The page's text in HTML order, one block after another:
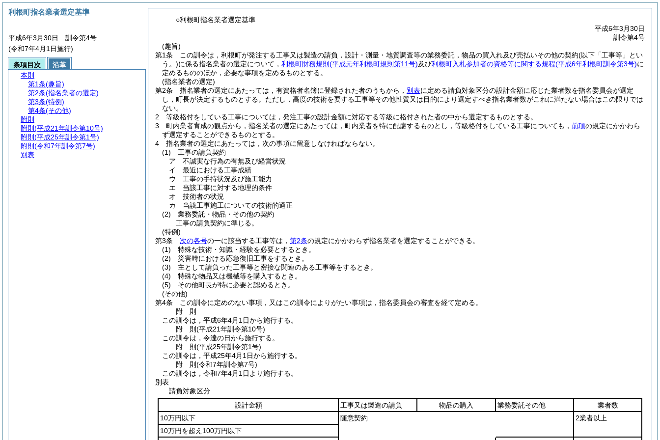
○利根町指名業者選定基準
平成6年3月30日
訓令第4号
(趣旨)
第1条
この訓令は，利根町が発注する工事又は製造の請負，設計・測量・地質調査等の業務委託，物品の買入れ及び売払いその他の契約(以下「工事等」とい
う。)に係る指名業者の選定について， 利根町財務規則 (平成元年利根町規則第11号)及び利根町入札参加者の資格等に関する規程(平成6年利根町訓令第3号)に
定めるもののほか，必要な事項を定めるものとする。
(指名業者の選定)
第2条
指名業者の選定にあたっては，有資格者名簿に登録された者のうちから， 別表に定める請負対象区分の設計金額に応じた業者数を指名委員会が選定
し，町長が決定するものとする。 ただし，高度の技術を要する工事等その他性質又は目的により選定すべき指名業者数がこれに満たない場合はこの限りでは
ない。
2
等級格付をしている工事については，発注工事の設計金額に対応する等級に格付された者の中から選定するものとする。
3
町内業者育成の観点から，指名業者の選定にあたっては，町内業者を特に配慮するものとし，等級格付をしている工事についても， 前項の規定にかかわら
ず選定することができるものとする。
4
指名業者の選定にあたっては，次の事項に留意しなければならない。
(1)
工事の請負契約
ア
不誠実な行為の有無及び経営状況
イ
最近における工事成績
ウ
工事の手持状況及び施工能力
エ
当該工事に対する地理的条件
オ
技術者の状況
カ
当該工事施工についての技術的適正
(2)
業務委託・物品・その他の契約
工事の請負契約に準じる。
(特例)
第3条
次の各号の一に該当する工事等は， 第2条の規定にかかわらず指名業者を選定することができる。
(1)
特殊な技術・知識・経験を必要とするとき。
(2)
災害時における応急復旧工事をするとき。
(3)
主として請負った工事等と密接な関連のある工事等をするとき。
(4)
特殊な物品又は機械等を購入するとき。
(5)
その他町長が特に必要と認めるとき。
(その他)
第4条
この訓令に定めのない事項，又はこの訓令によりがたい事項は，指名委員会の審査を経て定める。
附 則
この訓令は，平成6年4月1日から施行する。
附 則(平成21年訓令第10号)
この訓令は，令達の日から施行する。
附 則(平成25年訓令第1号)
この訓令は，平成25年4月1日から施行する。
附 則(令和7年訓令第7号)
この訓令は，令和7年4月1日より施行する。
別表
請負対象区分
設計金額
工事又は製造の請負 物品の購入 業務委託その他
業者数
10万円以下
随意契約
2業者以上
10万円を超え100万円以下
利根町指名業者選定基準
平成6年3月30日 訓令第4号
(令和7年4月1日施行)
条項目次
沿革
本則
第1条(趣旨)
第2条(指名業者の選定)
第3条(特例)
第4条(その他)
附則
附則 (平成21年訓令第10号)
附則 (平成25年訓令第1号)
附則 (令和7年訓令第7号)
別表